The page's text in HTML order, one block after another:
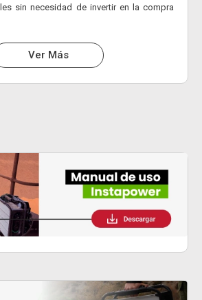
sin necesidad de invertir en la compra
Ver Más